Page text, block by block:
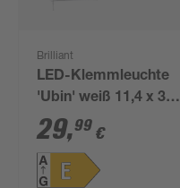
Brilliant
LED-Klemmleuchte
'Ubin' weiß 11,4 x 35 x
10,6 cm
29,99 €